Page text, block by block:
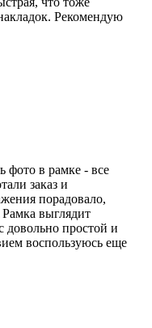
Рекомендую
фото в рамке - все
заказ и
порадовало,
выглядит
довольно простой и
воспользуюсь еще